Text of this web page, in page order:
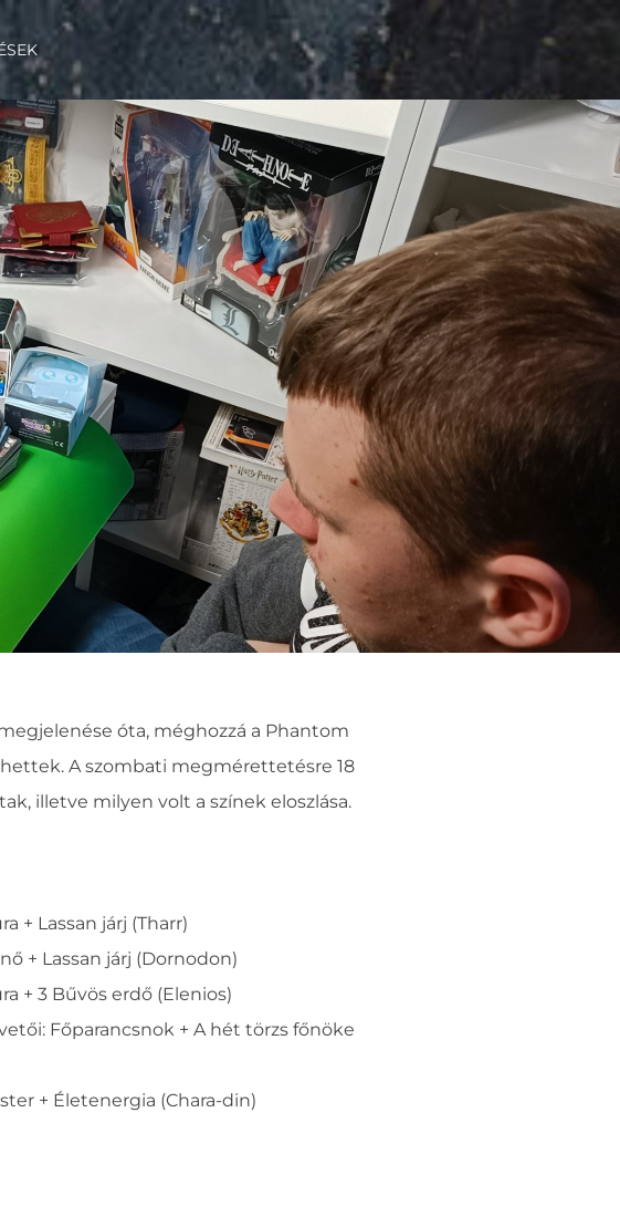
óta, méghozzá a Phantom
A szombati megmérettetésre 18
illetve milyen volt a színek eloszlása.
+ Lassan járj (Tharr)
+ Lassan járj (Dornodon)
+ 3 Bűvös erdő (Elenios)
Főparancsnok + A hét törzs főnöke
+ Életenergia (Chara-din)